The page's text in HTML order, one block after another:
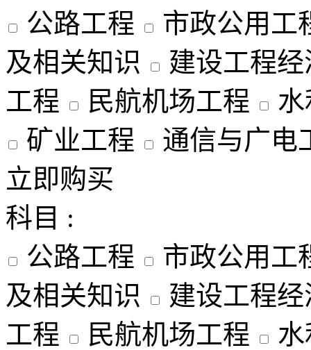
公路工程
市政公用工
及相关知识
建设工程经
工程
民航机场工程
矿业工程
通信与广电
立即购买
科目 :
公路工程
市政公用工
及相关知识
建设工程经
工程
民航机场工程